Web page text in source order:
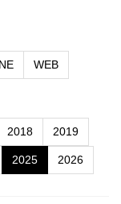
WEB
2018 2019
2025 2026